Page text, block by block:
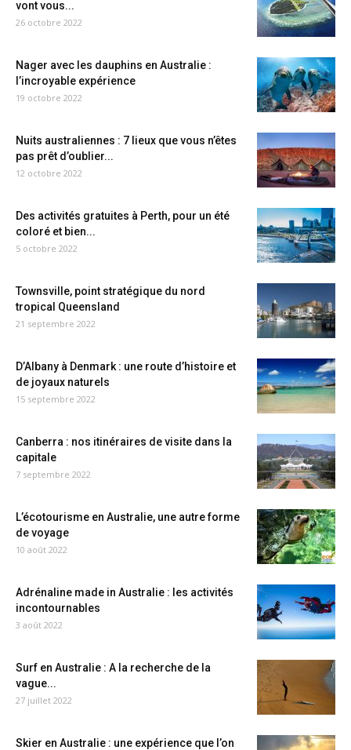
vont vous...
26 octobre 2022
Nager avec les dauphins en Australie :
l’incroyable expérience
19 octobre 2022
Nuits australiennes : 7 lieux que vous n’êtes
pas prêt d’oublier...
12 octobre 2022
Des activités gratuites à Perth, pour un été
coloré et bien...
5 octobre 2022
Townsville, point stratégique du nord
tropical Queensland
21 septembre 2022
D’Albany à Denmark : une route d’histoire et
de joyaux naturels
15 septembre 2022
Canberra : nos itinéraires de visite dans la
capitale
7 septembre 2022
L’écotourisme en Australie, une autre forme
de voyage
10 août 2022
Adrénaline made in Australie : les activités
incontournables
3 août 2022
Surf en Australie : A la recherche de la
vague...
27 juillet 2022
Skier en Australie : une expérience que l’on